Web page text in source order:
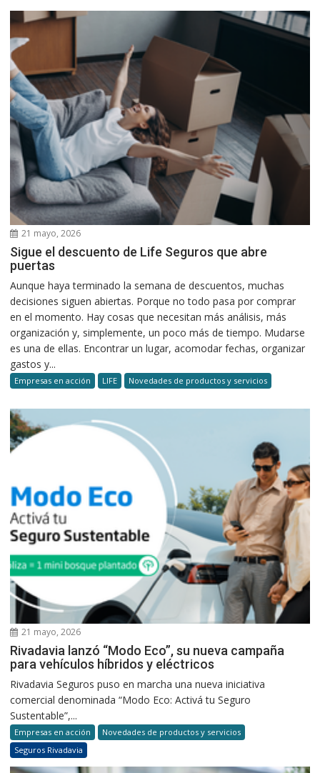
21 mayo, 2026
Sigue el descuento de Life Seguros que abre
puertas
Aunque haya terminado la semana de descuentos, muchas
decisiones siguen abiertas. Porque no todo pasa por comprar
en el momento. Hay cosas que necesitan más análisis, más
organización y, simplemente, un poco más de tiempo. Mudarse
es una de ellas. Encontrar un lugar, acomodar fechas, organizar
gastos y...
Empresas en acción LIFE Novedades de productos y servicios
21 mayo, 2026
Rivadavia lanzó “Modo Eco”, su nueva campaña
para vehículos híbridos y eléctricos
Rivadavia Seguros puso en marcha una nueva iniciativa
comercial denominada “Modo Eco: Activá tu Seguro
Sustentable”,...
Empresas en acción
Novedades de productos y servicios
Seguros Rivadavia